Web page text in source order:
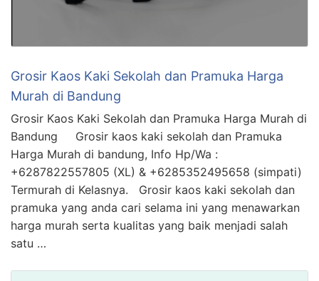
Grosir Kaos Kaki Sekolah dan Pramuka Harga
Murah di Bandung
Grosir Kaos Kaki Sekolah dan Pramuka Harga Murah di
Bandung Grosir kaos kaki sekolah dan Pramuka
Harga Murah di bandung, Info Hp/Wa :
+6287822557805 (XL) & +6285352495658 (simpati)
Termurah di Kelasnya. Grosir kaos kaki sekolah dan
pramuka yang anda cari selama ini yang menawarkan
harga murah serta kualitas yang baik menjadi salah
satu …